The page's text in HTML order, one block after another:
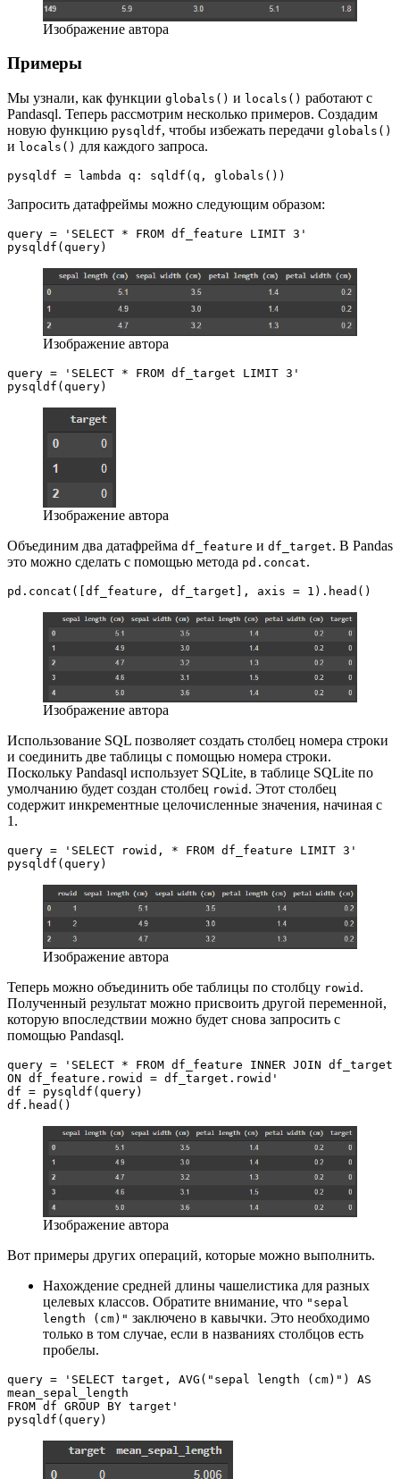
Изображение автора
Примеры
Мы узнали, как функции globals() и locals() работают с
Pandasql. Теперь рассмотрим несколько примеров. Создадим
новую функцию pysqldf, чтобы избежать передачи globals()
и locals() для каждого запроса.
pysqldf = lambda q: sqldf(q, globals())
Запросить датафреймы можно следующим образом:
query = 'SELECT * FROM df_feature LIMIT 3'
pysqldf(query)
Изображение автора
query = 'SELECT * FROM df_target LIMIT 3'
pysqldf(query)
Изображение автора
Объединим два датафрейма df_feature и df_target. В Pandas
это можно сделать с помощью метода pd.concat.
pd.concat([df_feature, df_target], axis = 1).head()
Изображение автора
Использование SQL позволяет создать столбец номера строки
и соединить две таблицы с помощью номера строки.
Поскольку Pandasql использует SQLite, в таблице SQLite по
умолчанию будет создан столбец rowid . Этот столбец
содержит инкрементные целочисленные значения, начиная с
1.
query = 'SELECT rowid, * FROM df_feature LIMIT 3'
pysqldf(query)
Изображение автора
Теперь можно объединить обе таблицы по столбцу rowid .
Полученный результат можно присвоить другой переменной,
которую впоследствии можно будет снова запросить с
помощью Pandasql.
query = 'SELECT * FROM df_feature INNER JOIN df_target
ON df_feature.rowid = df_target.rowid'
df = pysqldf(query)
df.head()
Изображение автора
Вот примеры других операций, которые можно выполнить.
Нахождение средней длины чашелистика для разных
целевых классов. Обратите внимание, что "sepal
length (cm)" заключено в кавычки. Это необходимо
только в том случае, если в названиях столбцов есть
пробелы.
query = 'SELECT target, AVG("sepal length (cm)") AS
mean_sepal_length
FROM df GROUP BY target'
pysqldf(query)